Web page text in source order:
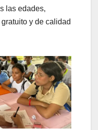
las edades,
y de calidad